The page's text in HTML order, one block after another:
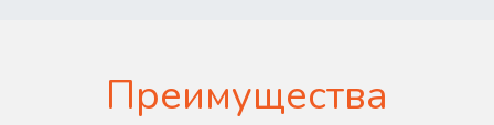
Преимущества